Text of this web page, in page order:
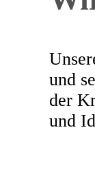
und
der
und